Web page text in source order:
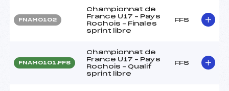
FNAM0102
Championnat de
France U17 – Pays
Rochois – Finales
sprint libre
FFS
FNAM0101.FFS
Championnat de
France U17 – Pays
Rochois – Qualif
sprint libre
FFS